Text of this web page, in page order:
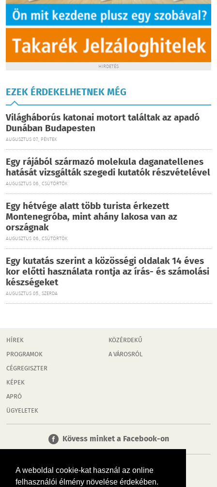
A weboldal cookie-kat használ az online
felhasználói élmény növelése érdekében.
HIRDETÉS
EZEK ÉRDEKELHETNEK MÉG
Világháborús katonai motort találtak az apadó
Dunában Budapesten
AUGUSZTUS 07., PÉNTEK
Egy rájából származó molekula daganatellenes
hatását vizsgálták szegedi kutatók részvételével
AUGUSZTUS 06., CSÜTÖRTÖK
Egy hétvége alatt több turista érkezett
Montenegróba, mint ahány lakosa van az
országnak
AUGUSZTUS 06., CSÜTÖRTÖK
Egy kutatás szerint a közösségi oldalak 14 éves
kor előtti használata rontja az írás- és számolási
készségeket
AUGUSZTUS 05., SZERDA
HÍREK
PROGRAMOK
CÉGREGISZTER
KÉPEK
APRÓ
ÜGYELETEK
KÖZÉRDEKŰ
A VÁROSRÓL
Kövess minket a Facebook-on